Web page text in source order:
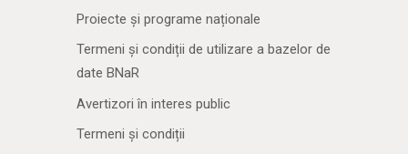
Proiecte și programe naționale
Termeni și condiții de utilizare a bazelor de
date BNaR
Avertizori în interes public
Termeni și condiții